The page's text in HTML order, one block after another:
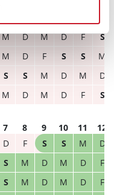
M D M D F
S
M D F S S
M
S S M D M
D
M D M D F S
7 8 9 10 11
12
D F S S M
D
S M D M D
F
S M D M D
F